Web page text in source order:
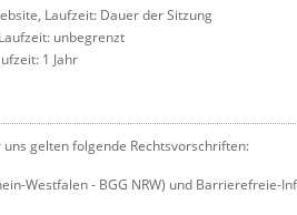
Laufzeit: Dauer der Sitzung
unbegrenzt
1 Jahr
gelten folgende Rechtsvorschriften:
Westfalen - BGG NRW) und Barrierefreie-